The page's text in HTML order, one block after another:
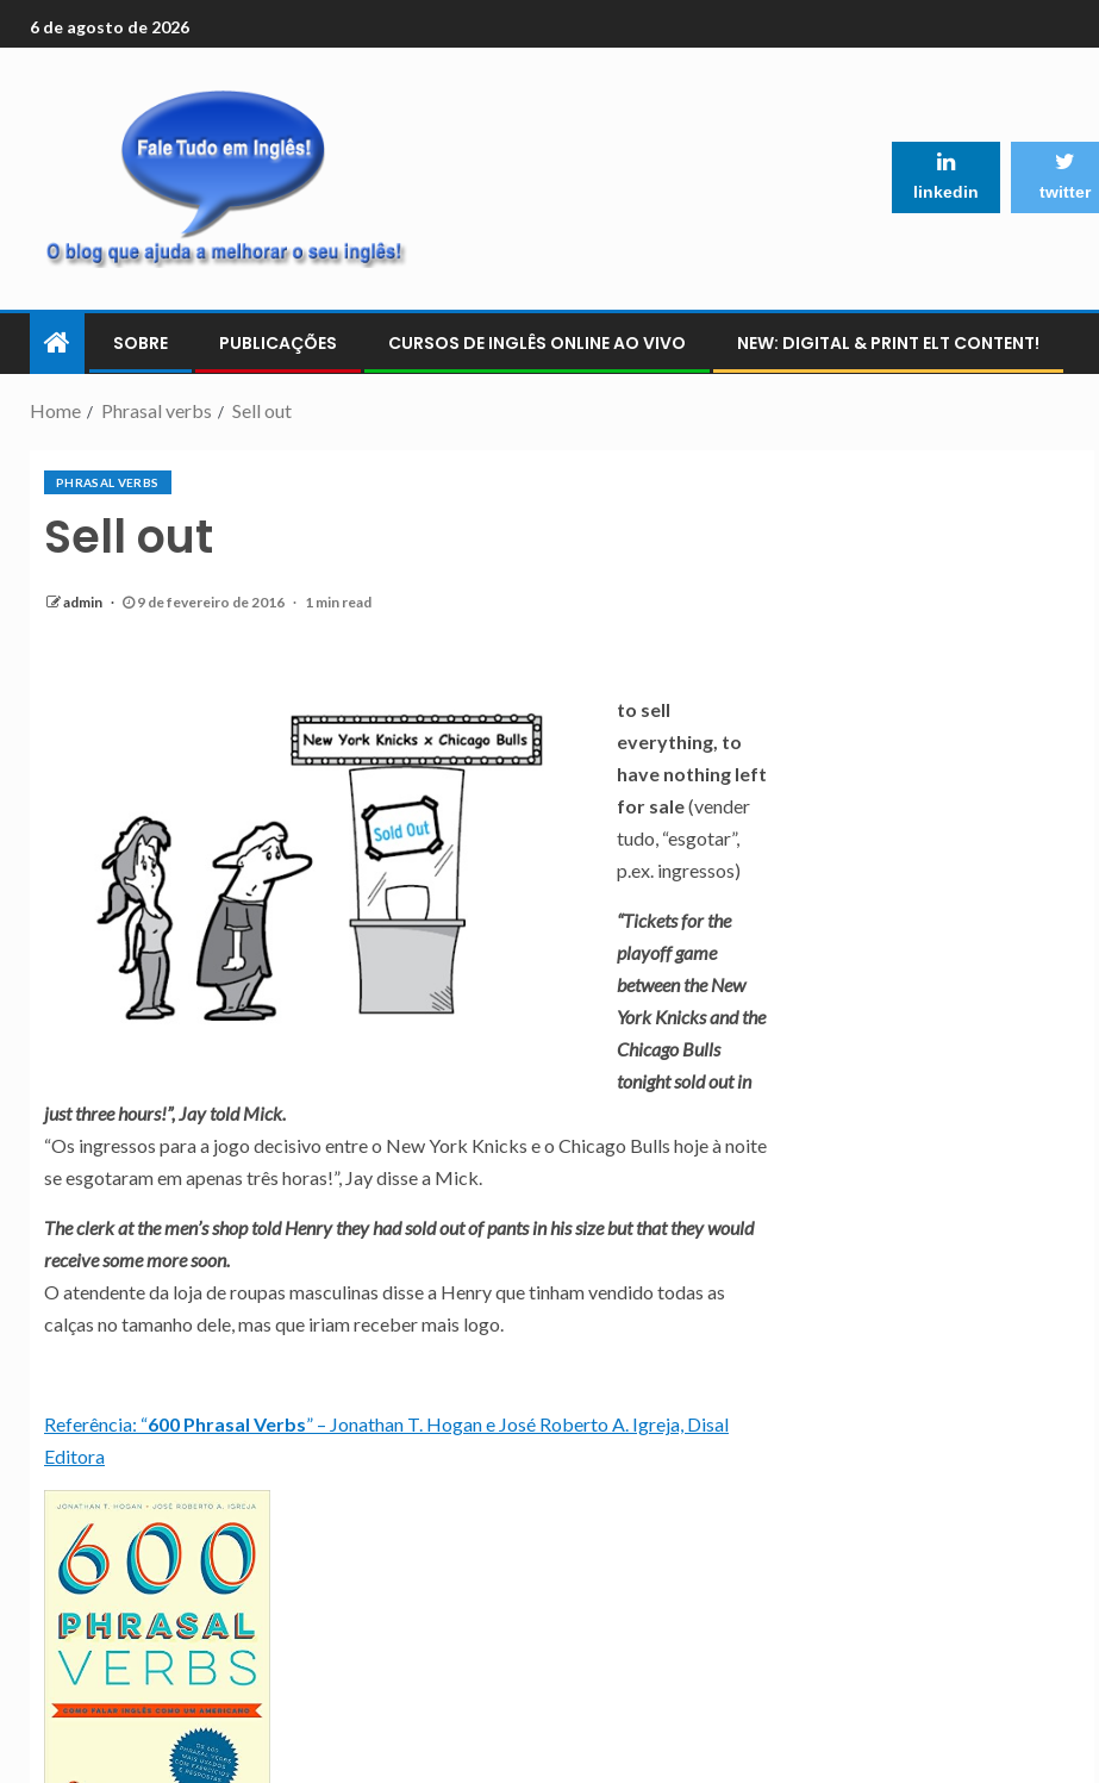
6 de agosto de 2026
linkedin twitter
SOBRE PUBLICAÇÕES CURSOS DE INGLÊS ONLINE AO VIVO NEW: DIGITAL & PRINT ELT CONTENT!
Home Phrasal verbs Sell out
PHRASAL VERBS
Sell out
admin 9 de fevereiro de 2016 1 min read
to sell
everything, to
have nothing left
for sale(vender
tudo, “esgotar”,
p.ex. ingressos)
“Tickets for the
playoff game
between the New
York Knicks and the
Chicago Bulls
tonight sold out in
just three hours!”, Jay told Mick.
“Os ingressos para a jogo decisivo entre o New York Knicks e o Chicago Bulls hoje à noite
se esgotaram em apenas três horas!”, Jay disse a Mick.
The clerk at the men’s shop told Henry they had sold out of pants in his size but that they would
receive some more soon.
O atendente da loja de roupas masculinas disse a Henry que tinham vendido todas as
calças no tamanho dele, mas que iriam receber mais logo.
Referência: “600 Phrasal Verbs” – Jonathan T. Hogan e José Roberto A. Igreja, Disal
Editora